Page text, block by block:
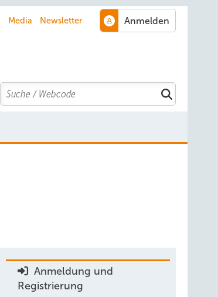
Media Newsletter
Search
Anmeldung und
Registrierung